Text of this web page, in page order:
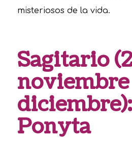
misteriosos de la vida.
Sagitario
noviembre
diciembre):
Ponyta